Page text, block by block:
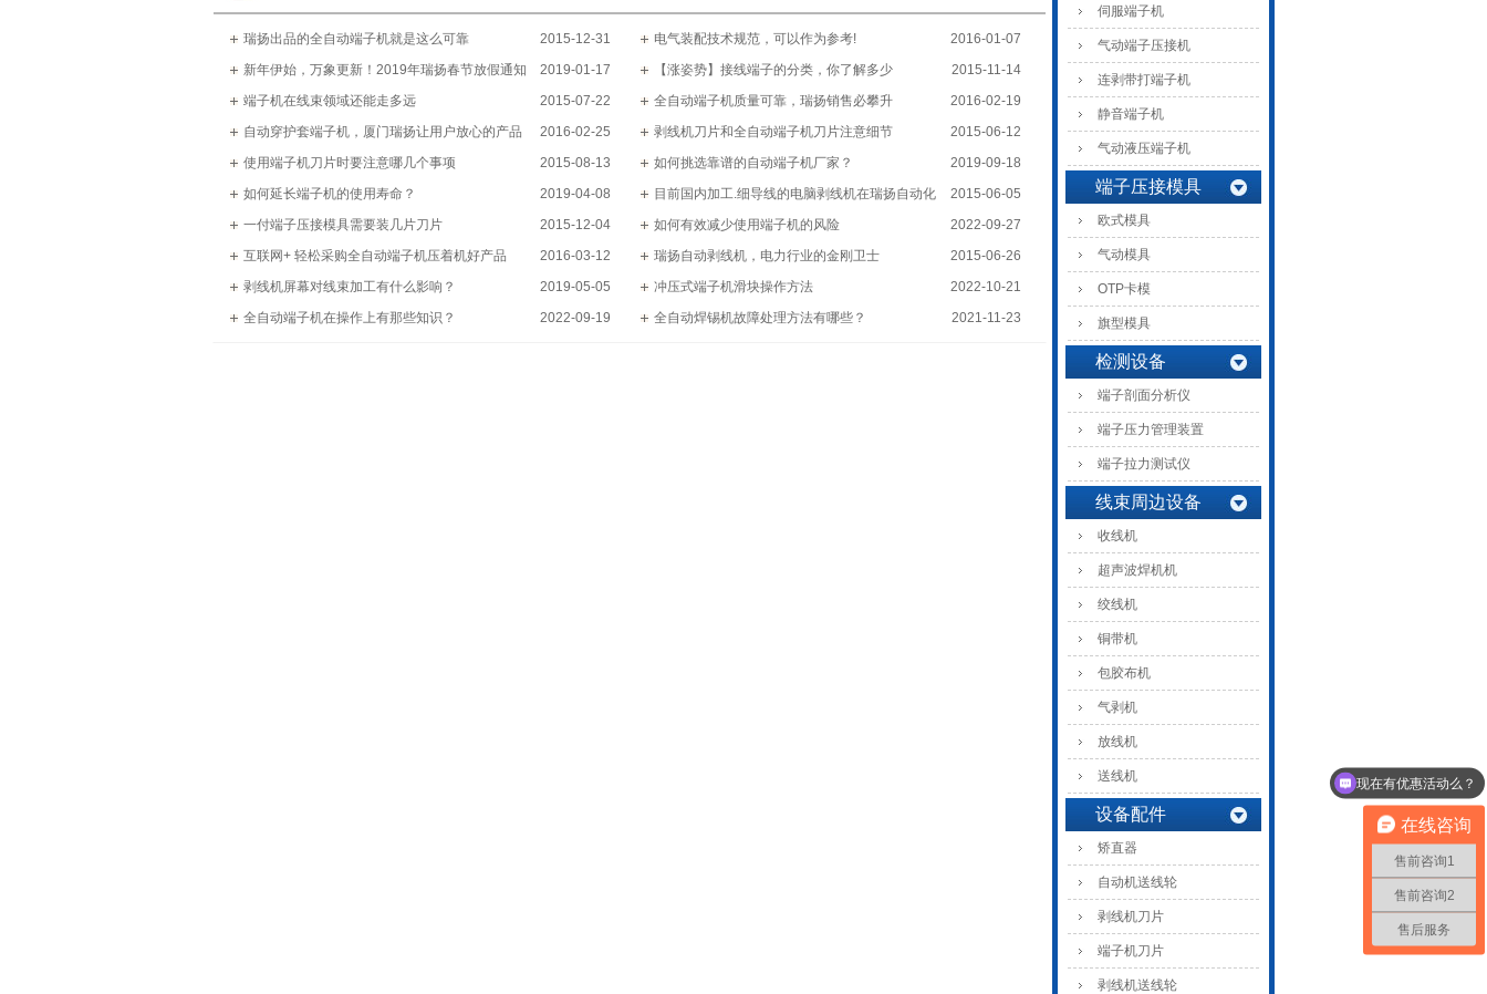
2015-12-31
瑞扬出品的全自动端子机就是这么可靠 2016-01-07
电气装配技术规范，可以作为参考!
2019-01-17
新年伊始，万象更新！2019年瑞扬春节放假通知 2015-11-14
【涨姿势】接线端子的分类，你了解多少
2015-07-22
端子机在线束领域还能走多远 2016-02-19
全自动端子机质量可靠，瑞扬销售必攀升
2016-02-25
自动穿护套端子机，厦门瑞扬让用户放心的产品 2015-06-12
剥线机刀片和全自动端子机刀片注意细节
2015-08-13
使用端子机刀片时要注意哪几个事项 2019-09-18
如何挑选靠谱的自动端子机厂家？
2019-04-08
如何延长端子机的使用寿命？ 2015-06-05
目前国内加工.细导线的电脑剥线机在瑞扬自动化
2015-12-04
一付端子压接模具需要装几片刀片 2022-09-27
如何有效减少使用端子机的风险
2016-03-12
互联网+ 轻松采购全自动端子机压着机好产品 2015-06-26
瑞扬自动剥线机，电力行业的金刚卫士
2019-05-05
剥线机屏幕对线束加工有什么影响？ 2022-10-21
冲压式端子机滑块操作方法
2022-09-19
全自动端子机在操作上有那些知识？ 2021-11-23
全自动焊锡机故障处理方法有哪些？
伺服端子机
气动端子压接机
连剥带打端子机
静音端子机
气动液压端子机
端子压接模具
欧式模具
气动模具
OTP卡模
旗型模具
检测设备
端子剖面分析仪
端子压力管理装置
端子拉力测试仪
线束周边设备
收线机
超声波焊机机
绞线机
铜带机
包胶布机
气剥机
放线机
送线机
设备配件
矫直器
自动机送线轮
剥线机刀片
端子机刀片
剥线机送线轮
在线咨询
售前咨询1
售前咨询2
售后服务
现在有优惠活动么？